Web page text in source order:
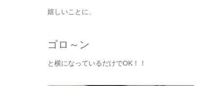
嬉しいことに、
ゴロ～ン
と横になっているだけでOK！！